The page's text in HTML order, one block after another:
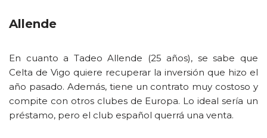
Allende
En cuanto a Tadeo Allende (25 años), se sabe que
Celta de Vigo quiere recuperar la inversión que hizo el
año pasado. Además, tiene un contrato muy costoso y
compite con otros clubes de Europa. Lo ideal sería un
préstamo, pero el club español querrá una venta.